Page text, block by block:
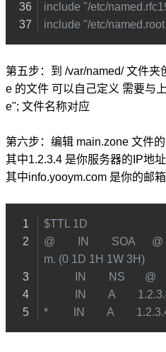
include "/etc/
include "/etc/
第五步：到 /var/named/ 文件夹
e 的文件 可以自己定义 需要与
e"; 文件名称对应
第六步：编辑 main.zone 文件的
其中1.2.3.4 是你服务器的IP地址
其中info.yooym.com 是你的邮
$TTL 1D
@        IN        SOA
m. (0 1D 1H 1W 3H)
           IN        NS       @
IN        A
*         IN        A